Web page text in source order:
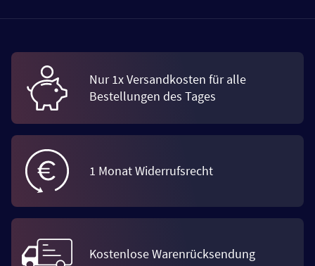
Nur 1x Versandkosten für alle
Bestellungen des Tages
1 Monat Widerrufsrecht
Kostenlose Warenrücksendung